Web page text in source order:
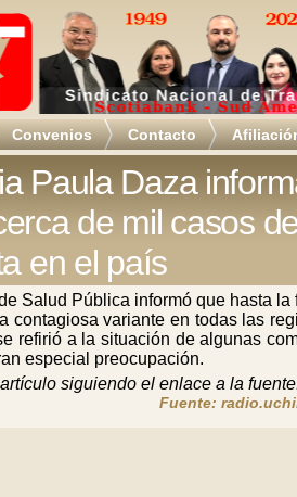
Convenios Contacto
Paula Daza
de mil casos
en el país
Salud Pública informó que hasta la
contagiosa variante en todas las
refirió a la situación de algunas
especial preocupación.
siguiendo el enlace a la
Fuente: